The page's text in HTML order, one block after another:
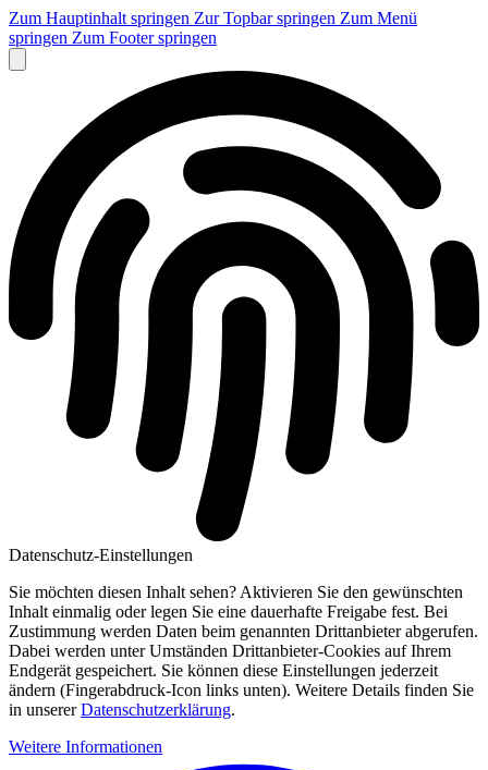
Zum Hauptinhalt springen Zur Topbar springen Zum Menü
springen Zum Footer springen
Datenschutz-Einstellungen
Sie möchten diesen Inhalt sehen? Aktivieren Sie den gewünschten
Inhalt einmalig oder legen Sie eine dauerhafte Freigabe fest. Bei
Zustimmung werden Daten beim genannten Drittanbieter abgerufen.
Dabei werden unter Umständen Drittanbieter-Cookies auf Ihrem
Endgerät gespeichert. Sie können diese Einstellungen jederzeit
ändern (Fingerabdruck-Icon links unten). Weitere Details finden Sie
in unsererDatenschutzerklärung.
Weitere Informationen